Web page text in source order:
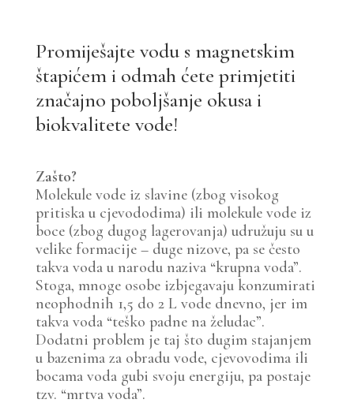
Promiješajte vodu s magnetskim
štapićem i odmah ćete primjetiti
značajno poboljšanje okusa i
biokvalitete vode!
Zašto?
Molekule vode iz slavine (zbog visokog
pritiska u cjevododima) ili molekule vode iz
boce (zbog dugog lagerovanja) udružuju su u
velike formacije – duge nizove, pa se često
takva voda u narodu naziva “krupna voda”.
Stoga, mnoge osobe izbjegavaju konzumirati
neophodnih 1,5 do 2 L vode dnevno, jer im
takva voda “teško padne na želudac”.
Dodatni problem je taj što dugim stajanjem
u bazenima za obradu vode, cjevovodima ili
bocama voda gubi svoju energiju, pa postaje
tzv. “mrtva voda”.